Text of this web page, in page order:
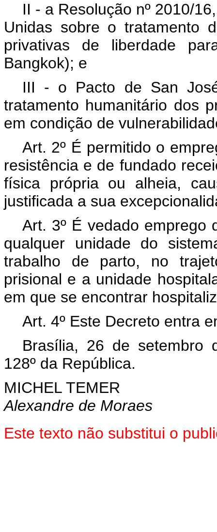
II - a Resolução nº 2010/
Unidas sobre o tratamento
privativas de liberdade
Bangkok); e
III - o Pacto de San
tratamento humanitário dos
em condição de
Art. 2º É permitido o
resistência e de fundado
física própria ou alheia,
justificada a sua
Art. 3º É vedado emprego
qualquer unidade do
trabalho de parto, no
prisional e a unidade
em que se encontrar
Art. 4º Este Decreto entra
Brasília, 26 de setembro
128º da República.
MICHEL TEMER
Alexandre de Moraes
Este texto não substitui o